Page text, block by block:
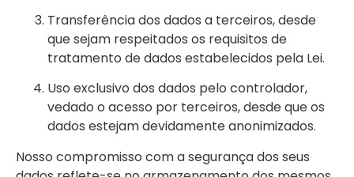
Transferência dos dados a terceiros, desde
que sejam respeitados os requisitos de
tratamento de dados estabelecidos pela Lei.
Uso exclusivo dos dados pelo controlador,
vedado o acesso por terceiros, desde que os
dados estejam devidamente anonimizados.
Nosso compromisso com a segurança dos seus